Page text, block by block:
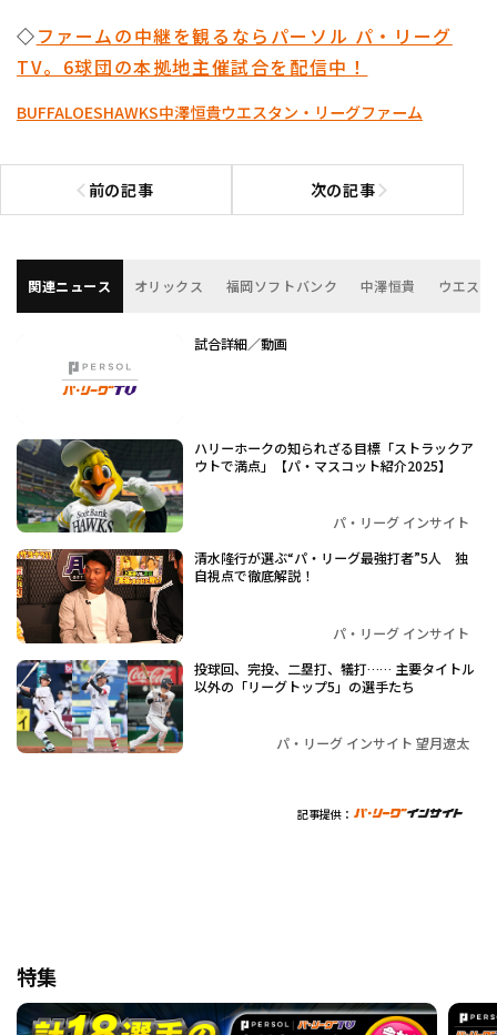
◇ファームの中継を観るならパーソル パ・リーグ
TV。6球団の本拠地主催試合を配信中！
BUFFALOESHAWKS中澤恒貴ウエスタン・リーグファーム
前の記事
前の記事へ 次の記事次の記事へ
関連ニュース オリックス 福岡ソフトバンク 中澤恒貴 ウエス
試合詳細／動画
ハリーホークの知られざる目標「ストラックア
ウトで満点」【パ・マスコット紹介2025】
パ・リーグ インサイト
清水隆行が選ぶ“パ・リーグ最強打者”5人 独
自視点で徹底解説！
パ・リーグ インサイト
投球回、完投、二塁打、犠打…… 主要タイトル
以外の「リーグトップ5」の選手たち
パ・リーグ インサイト 望月遼太
記事提供：
特集